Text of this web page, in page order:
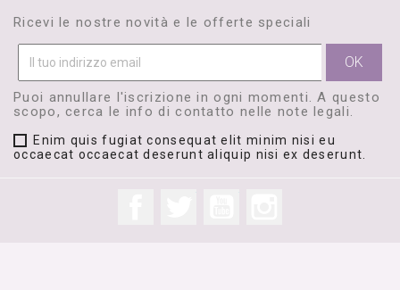
Ricevi le nostre novità e le offerte speciali
Puoi annullare l'iscrizione in ogni momenti. A questo
scopo, cerca le info di contatto nelle note legali.
Enim quis fugiat consequat elit minim nisi eu
occaecat occaecat deserunt aliquip nisi ex deserunt.
FacebookTwitter